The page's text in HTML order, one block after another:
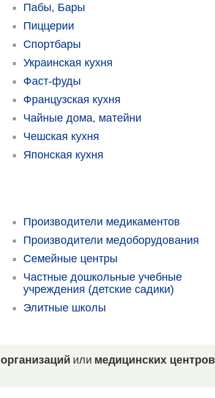
Пабы, Бары
Пиццерии
Спортбары
Украинская кухня
Фаст-фуды
Французская кухня
Чайные дома, матейни
Чешская кухня
Японская кухня
Производители медикаментов
Производители медоборудования
Семейные центры
Частные дошкольные учебные
учреждения (детские садики)
Элитные школы
организаций или медицинских центров